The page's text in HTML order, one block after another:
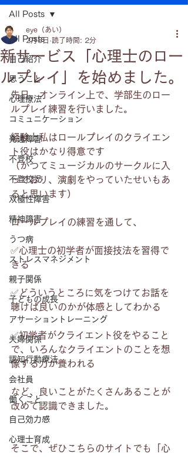
All Posts
自己紹介
思うこと
心理療法
コミュニケーション
発達障害
不登校
不登校児
双極性障害
精神障害
うつ病
ストレスマネジメント
親子関係
子どもの成長
アサーショントレーニング
夫婦関係
認知行動療法
会社員
働くこと
自己効力感
心理士育成
All Posts
新サービス「心理士のロー
ルプレイ」を始めました。
eye（あい）
2月8日 読了時間: 2分
先日、オンライン上で、学部生のロー
ルプレイ練習を行いました。
経験上私はロールプレイのクライエン
ト役はかなり得意です
（かつてミュージカルのサークルに入
っており、演劇をやっていたせいもあ
ると思います）
ロールプレイの練習を通して、
✅心理士の初学者が面接技法を習得で
きる
✅どういうところに気をつけてお話を
聴けば良いのかが体感としてわかる
✅初学者がクライエント役をやること
で、いろんなクライエントのことを想
像する力が養われる
など、良いことがたくさんあることが
改めて認識できました。
そこで、ぜひこちらのサイトでも「心